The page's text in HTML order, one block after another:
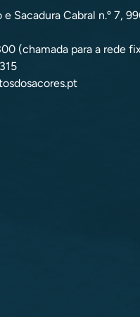
Sacadura Cabral n.º 7,
(chamada para a rede